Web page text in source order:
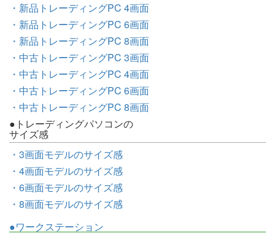
・新品トレーディングPC 4画面
・新品トレーディングPC 6画面
・新品トレーディングPC 8画面
・中古トレーディングPC 3画面
・中古トレーディングPC 4画面
・中古トレーディングPC 6画面
・中古トレーディングPC 8画面
●トレーディングパソコンの
サイズ感
・3画面モデルのサイズ感
・4画面モデルのサイズ感
・6画面モデルのサイズ感
・8画面モデルのサイズ感
●ワークステーション